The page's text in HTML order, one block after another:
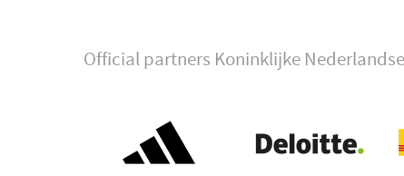
Official partners Koninklijke